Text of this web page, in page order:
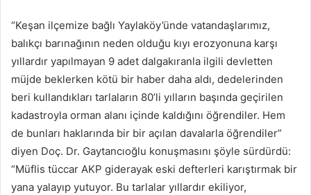
“Keşan ilçemize bağlı Yaylaköy’ünde vatandaşlarımız,
balıkçı barınağının neden olduğu kıyı erozyonuna karşı
yıllardır yapılmayan 9 adet dalgakıranla ilgili devletten
müjde beklerken kötü bir haber daha aldı, dedelerinden
beri kullandıkları tarlaların 80’li yılların başında geçirilen
kadastroyla orman alanı içinde kaldığını öğrendiler. Hem
de bunları haklarında bir bir açılan davalarla öğrendiler”
diyen Doç. Dr. Gaytancıoğlu konuşmasını şöyle sürdürdü:
“Müflis tüccar AKP giderayak eski defterleri karıştırmak bir
yana yalayıp yutuyor. Bu tarlalar yıllardır ekiliyor,